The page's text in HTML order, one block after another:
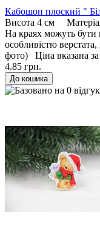
Кабошон плоский "
Висота 4 см
На краях можуть бути
особливістю
фото) Ціна вказана
4.85 грн.